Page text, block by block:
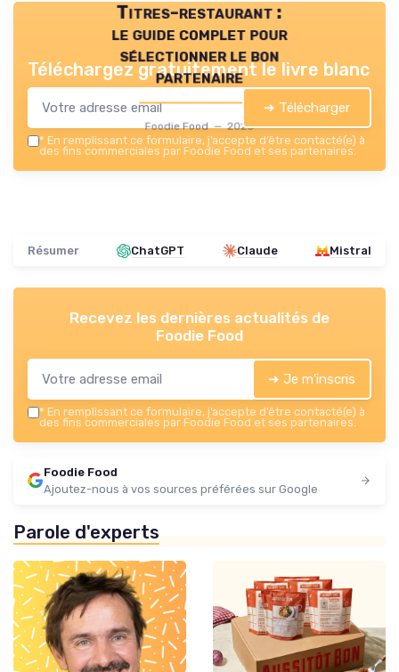
Titres-restaurant :
le guide complet pour
sélectionner le bon
partenaire
Foodie Food — 2026
Téléchargez gratuitement le livre blanc
➔ Télécharger
* En remplissant ce formulaire, j’accepte d’être contacté(e) à
des fins commerciales par Foodie Food et ses partenaires.
Résumer ChatGPT Claude Mistral
Recevez les dernières actualités de
Foodie Food
➔ Je m'inscris
* En remplissant ce formulaire, j’accepte d’être contacté(e) à
des fins commerciales par Foodie Food et ses partenaires.
Foodie Food
Ajoutez-nous à vos sources préférées sur Google
Parole d'experts